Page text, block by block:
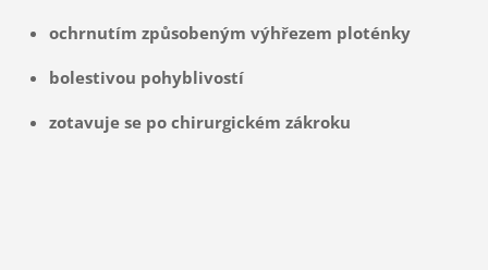
ochrnutím způsobeným výhřezem ploténky
bolestivou pohyblivostí
zotavuje se po chirurgickém zákroku